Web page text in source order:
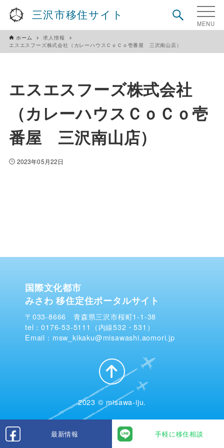
三沢市移住サイト
最新情報 手軽に移住相談
ホーム
求人情報
エスエスフーズ株式会社（カレーハウスＣｏＣｏ壱番屋 三沢南山店）
エスエスフーズ株式会社
（カレーハウスＣｏＣｏ壱
番屋 三沢南山店）
2023年05月22日
国際文化都市
みさわ 移住定住ポータルサイト
〒033-8666 青森県三沢市桜町1-1-38
tel：0176-53-5111（内線532・531）
Email：msw_kikaku@misawashi.aomori.jp
2023 © misawa-iju.